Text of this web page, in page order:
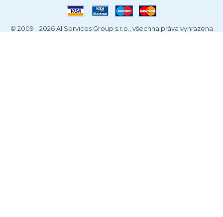
© 2009 - 2026 AllServices Group s.r.o., všechna práva vyhrazena